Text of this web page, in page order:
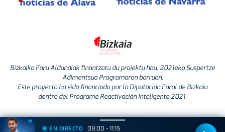
Bizkaiko Foru Aldundiak finantzatu du proiektu hau, 2021eko Suspertze
Adimentsua Programaren barruan.
Este proyecto ha sido financiado por la Diputación Foral de Bizkaia
dentro del Programa Reactivación Inteligente 2021.
EN DIRECTO 08:00 - 11:15